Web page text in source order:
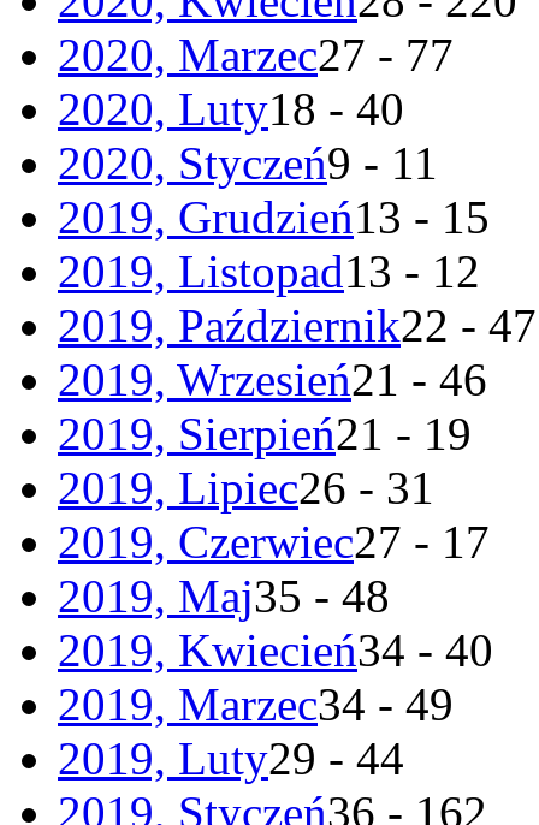
2020, Marzec27 - 77
2020, Luty18 - 40
2020, Styczeń9 - 11
2019, Grudzień13 - 15
2019, Listopad13 - 12
2019, Październik22 - 47
2019, Wrzesień21 - 46
2019, Sierpień21 - 19
2019, Lipiec26 - 31
2019, Czerwiec27 - 17
2019, Maj35 - 48
2019, Kwiecień34 - 40
2019, Marzec34 - 49
2019, Luty29 - 44
2019, Styczeń36 - 162